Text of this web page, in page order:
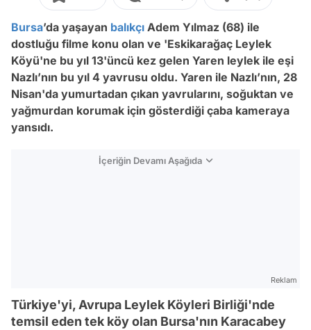
Bursa’da yaşayan balıkçı Adem Yılmaz (68) ile
dostluğu filme konu olan ve 'Eskikarağaç Leylek
Köyü'ne bu yıl 13'üncü kez gelen Yaren leylek ile eşi
Nazlı’nın bu yıl 4 yavrusu oldu. Yaren ile Nazlı’nın, 28
Nisan'da yumurtadan çıkan yavrularını, soğuktan ve
yağmurdan korumak için gösterdiği çaba kameraya
yansıdı.
İçeriğin Devamı Aşağıda
Reklam
Türkiye'yi, Avrupa Leylek Köyleri Birliği'nde
temsil eden tek köy olan Bursa'nın Karacabey